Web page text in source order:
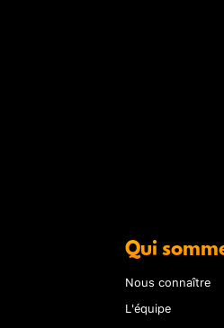
Qui
Nous connaître
L'équipe